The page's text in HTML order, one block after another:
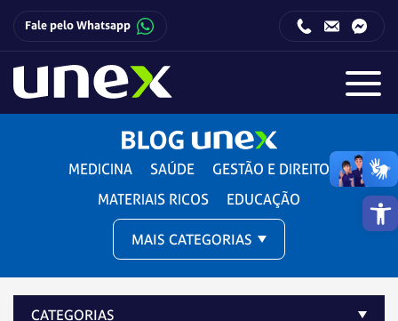
Barra
Fale pelo Whatsapp
MEDICINA SAÚDE
GESTÃO E DIREITO
MATERIAIS RICOS
EDUCAÇÃO
MAIS CATEGORIAS
CATEGORIAS